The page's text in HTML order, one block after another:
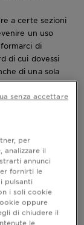
a certe sezioni
un uso
di
di cui dovessi
di una sola
ci
al Sito.
per accedere e
virtuale per
per
analizzare il
annunci
fornirti le
pulsanti
i soli cookie
oppure
di chiudere il
le
senza accettare